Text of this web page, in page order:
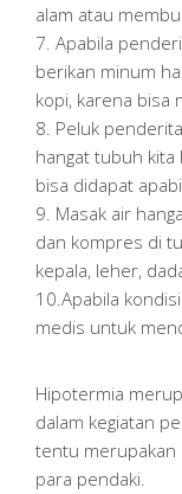
alam atau
7. Apabila
berikan minum
kopi, karena bisa
8. Peluk
hangat tubuh kita
bisa didapat
9. Masak air
dan kompres di
kepala, leher,
10.Apabila
medis untuk
Hipotermia
dalam kegiatan
tentu merupakan
para pendaki.